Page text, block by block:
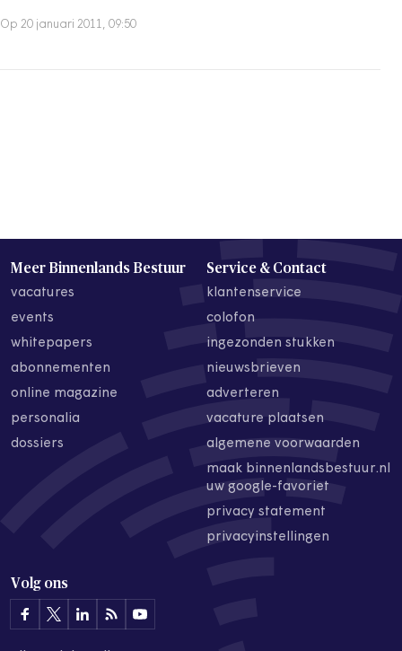
Op 20 januari 2011, 09:50
Meer Binnenlands Bestuur
vacatures
events
whitepapers
abonnementen
online magazine
personalia
dossiers
Service & Contact
klantenservice
colofon
ingezonden stukken
nieuwsbrieven
adverteren
vacature plaatsen
algemene voorwaarden
maak binnenlandsbestuur.nl
uw google-favoriet
privacy statement
privacyinstellingen
Volg ons